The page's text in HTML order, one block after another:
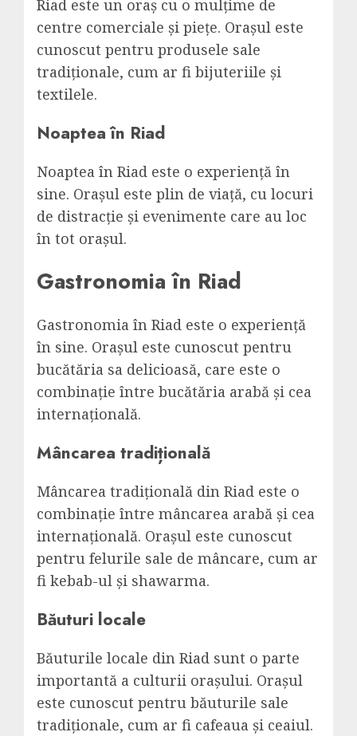
Riad este un oraș cu o mulțime de
centre comerciale și piețe. Orașul este
cunoscut pentru produsele sale
tradiționale, cum ar fi bijuteriile și
textilele.
Noaptea în Riad
Noaptea în Riad este o experiență în
sine. Orașul este plin de viață, cu locuri
de distracție și evenimente care au loc
în tot orașul.
Gastronomia în Riad
Gastronomia în Riad este o experiență
în sine. Orașul este cunoscut pentru
bucătăria sa delicioasă, care este o
combinație între bucătăria arabă și cea
internațională.
Mâncarea tradițională
Mâncarea tradițională din Riad este o
combinație între mâncarea arabă și cea
internațională. Orașul este cunoscut
pentru felurile sale de mâncare, cum ar
fi kebab-ul și shawarma.
Băuturi locale
Băuturile locale din Riad sunt o parte
importantă a culturii orașului. Orașul
este cunoscut pentru băuturile sale
tradiționale, cum ar fi cafeaua și ceaiul.